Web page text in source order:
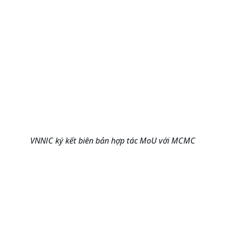
VNNIC ký kết biên bản hợp tác MoU với MCMC